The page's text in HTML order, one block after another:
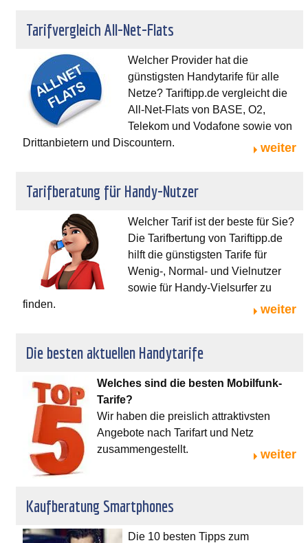
Tarifvergleich All-Net-Flats
Welcher Provider hat die
günstigsten Handytarife für alle
Netze? Tariftipp.de vergleicht die
All-Net-Flats von BASE, O2,
Telekom und Vodafone sowie von
Drittanbietern und Discountern.
weiter
Tarifberatung für Handy-Nutzer
Welcher Tarif ist der beste für Sie?
Die Tarifbertung von Tariftipp.de
hilft die günstigsten Tarife für
Wenig-, Normal- und Vielnutzer
sowie für Handy-Vielsurfer zu
finden.
weiter
Die besten aktuellen Handytarife
Welches sind die besten Mobilfunk-
Tarife?
Wir haben die preislich attraktivsten
Angebote nach Tarifart und Netz
zusammengestellt.
weiter
Kaufberatung Smartphones
Die 10 besten Tipps zum